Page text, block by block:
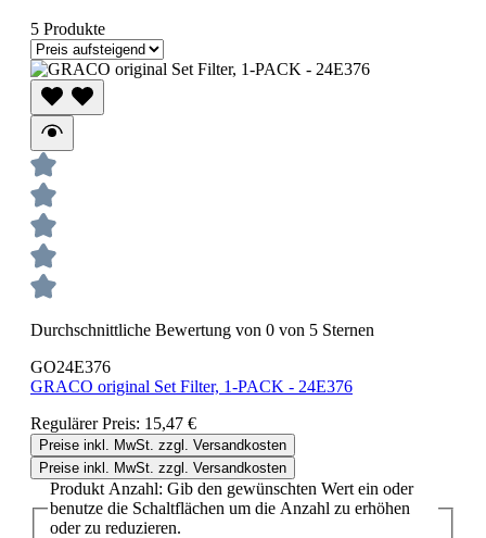
5 Produkte
Durchschnittliche Bewertung von 0 von 5 Sternen
GO24E376
GRACO original Set Filter, 1-PACK - 24E376
Regulärer Preis: 15,47 €
Preise inkl. MwSt. zzgl. Versandkosten
Preise inkl. MwSt. zzgl. Versandkosten
Produkt Anzahl: Gib den gewünschten Wert ein oder
benutze die Schaltflächen um die Anzahl zu erhöhen
oder zu reduzieren.